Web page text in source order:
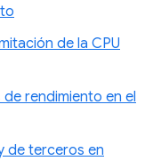
de la CPU
rendimiento en el
de terceros en